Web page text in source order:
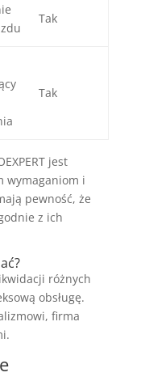
Tak
Tak
jest
wymaganiom i
pewność, że
z ich
różnych
obsługę.
firma